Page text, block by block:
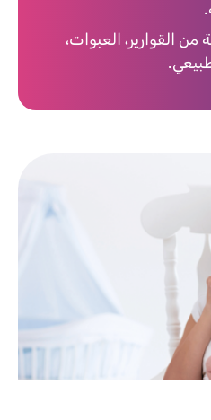
من القوارير، العبوات،